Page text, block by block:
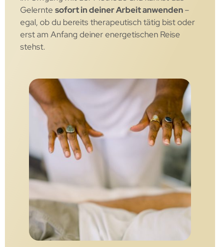
Gelerntesofort in deiner Arbeit anwenden–
egal, ob du bereits therapeutisch tätig bist oder
erst am Anfang deiner energetischen Reise
stehst.